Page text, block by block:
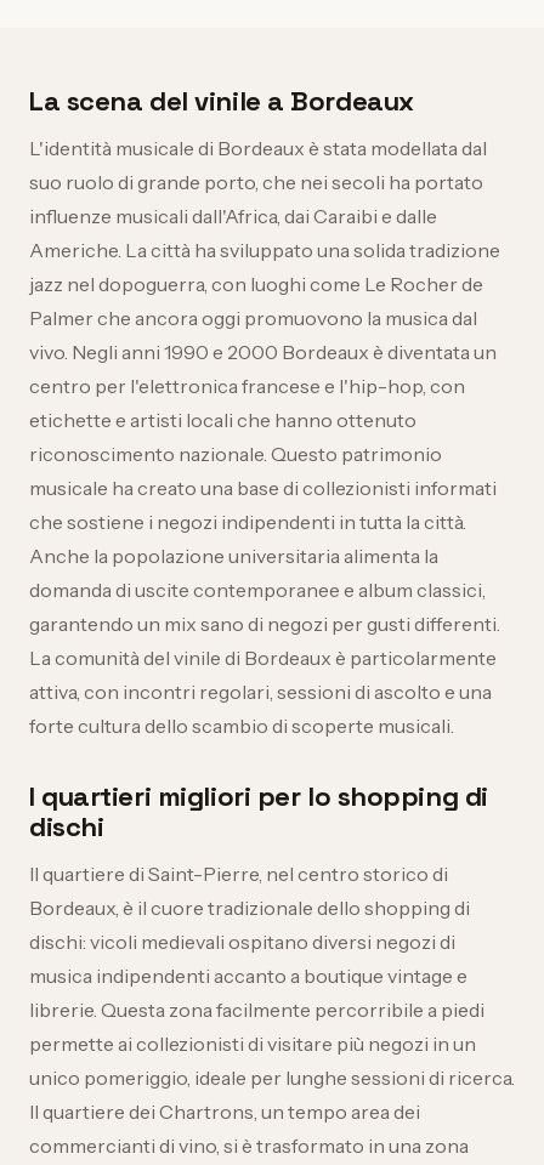
La scena del vinile a Bordeaux
L'identità musicale di Bordeaux è stata modellata dal
suo ruolo di grande porto, che nei secoli ha portato
influenze musicali dall'Africa, dai Caraibi e dalle
Americhe. La città ha sviluppato una solida tradizione
jazz nel dopoguerra, con luoghi come Le Rocher de
Palmer che ancora oggi promuovono la musica dal
vivo. Negli anni 1990 e 2000 Bordeaux è diventata un
centro per l'elettronica francese e l'hip-hop, con
etichette e artisti locali che hanno ottenuto
riconoscimento nazionale. Questo patrimonio
musicale ha creato una base di collezionisti informati
che sostiene i negozi indipendenti in tutta la città.
Anche la popolazione universitaria alimenta la
domanda di uscite contemporanee e album classici,
garantendo un mix sano di negozi per gusti differenti.
La comunità del vinile di Bordeaux è particolarmente
attiva, con incontri regolari, sessioni di ascolto e una
forte cultura dello scambio di scoperte musicali.
I quartieri migliori per lo shopping di
dischi
Il quartiere di Saint-Pierre, nel centro storico di
Bordeaux, è il cuore tradizionale dello shopping di
dischi: vicoli medievali ospitano diversi negozi di
musica indipendenti accanto a boutique vintage e
librerie. Questa zona facilmente percorribile a piedi
permette ai collezionisti di visitare più negozi in un
unico pomeriggio, ideale per lunghe sessioni di ricerca.
Il quartiere dei Chartrons, un tempo area dei
commercianti di vino, si è trasformato in una zona